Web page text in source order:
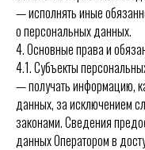
— исполнять иные
о персональных данных.
4. Основные права и
4.1. Субъекты
— получать информацию,
данных, за исключением
законами. Сведения
данных Оператором в